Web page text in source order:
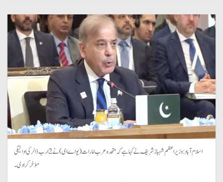
اسلام آباد: وزیر اعظم شہباز شریف نے کہا ہے کہ متحدہ عرب امارات (یو اے ای) نے 2 ارب ڈالر کی ادائیگی
مؤخر کرا دی۔